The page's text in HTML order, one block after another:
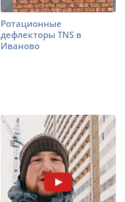
Ротационные
дефлекторы TNS в
Иваново